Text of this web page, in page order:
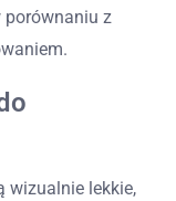
porównaniu z
wizualnie lekkie,